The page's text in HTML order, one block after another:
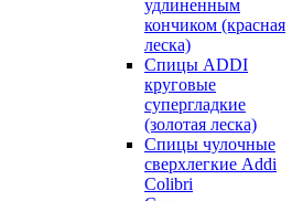
удлиненным
кончиком (красная
леска)
Спицы ADDI
круговые
супергладкие
(золотая леска)
Спицы чулочные
сверхлегкие Addi
Colibri